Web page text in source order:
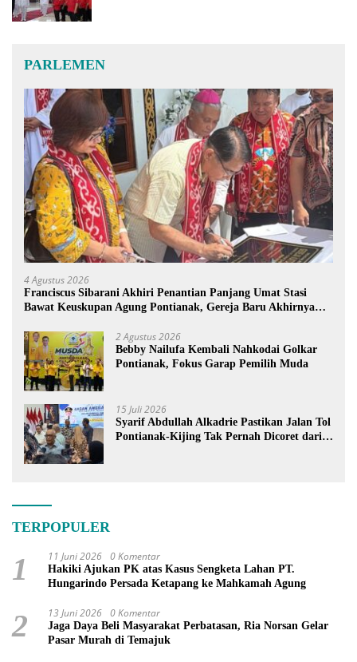
PARLEMEN
4 Agustus 2026
Franciscus Sibarani Akhiri Penantian Panjang Umat Stasi
Bawat Keuskupan Agung Pontianak, Gereja Baru Akhirnya
2 Agustus 2026
Bebby Nailufa Kembali Nahkodai Golkar
Pontianak, Fokus Garap Pemilih Muda
15 Juli 2026
Syarif Abdullah Alkadrie Pastikan Jalan Tol
Pontianak-Kijing Tak Pernah Dicoret dari
TERPOPULER
1 11 Juni 2026 0 Komentar
Hakiki Ajukan PK atas Kasus Sengketa Lahan PT.
Hungarindo Persada Ketapang ke Mahkamah Agung
2 13 Juni 2026 0 Komentar
Jaga Daya Beli Masyarakat Perbatasan, Ria Norsan Gelar
Pasar Murah di Temajuk